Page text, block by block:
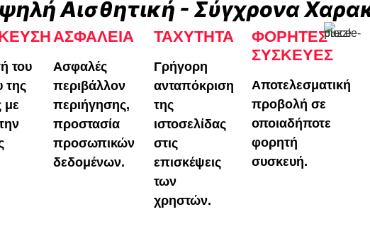
Αισθητική - Σύγχρονα
του
της
με
ΑΣΦΆΛΕΙΑ
Ασφαλές
περιβάλλον
περιήγησης,
προστασία
προσωπικών
δεδομένων.
ΤΑΧΎΤΗΤΑ
Γρήγορη
ανταπόκριση
της
ιστοσελίδας
στις
επισκέψεις
των
χρηστών.
ΦΟΡΗΤΈΣ
ΣΥΣΚΕΥΈΣ
Αποτελεσματική
προβολή σε
οποιαδήποτε
φορητή
συσκευή.